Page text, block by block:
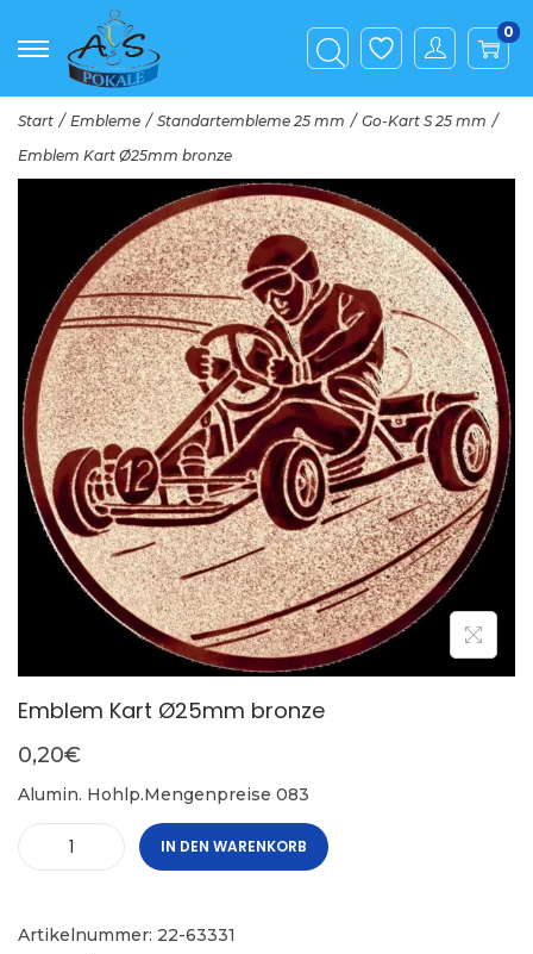
0
Start / Embleme / Standartembleme 25 mm / Go-Kart S 25 mm /
Emblem Kart Ø25mm bronze
Emblem Kart Ø25mm bronze
0,20€
Alumin. Hohlp.Mengenpreise 083
IN DEN WARENKORB
Artikelnummer: 22-63331